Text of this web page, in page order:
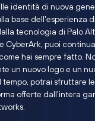
identità di nuova
base dell'esperienza
tecnologia di Palo
CyberArk, puoi
hai sempre fatto.
un nuovo logo e un
tempo, potrai sfruttare
offerte dall'intera